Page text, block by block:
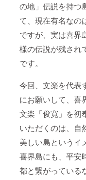
の地」伝説を持つ
て、現在有名なの
ですが、実は喜界
様の伝説が残され
です。
今回、文楽を代表
にお願いして、喜
文楽「俊寛」を初
いただくのは、自
美しい島というイ
喜界島にも、平安
都と繋がっている